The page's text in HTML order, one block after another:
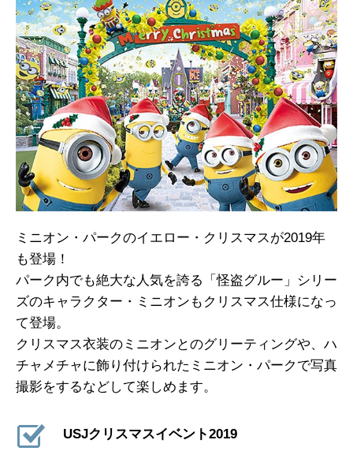
ミニオン・パークのイエロー・クリスマスが2019年
も登場！
パーク内でも絶大な人気を誇る「怪盗グルー」シリー
ズのキャラクター・ミニオンもクリスマス仕様になっ
て登場。
クリスマス衣装のミニオンとのグリーティングや、ハ
チャメチャに飾り付けられたミニオン・パークで写真
撮影をするなどして楽しめます。
USJクリスマスイベント2019